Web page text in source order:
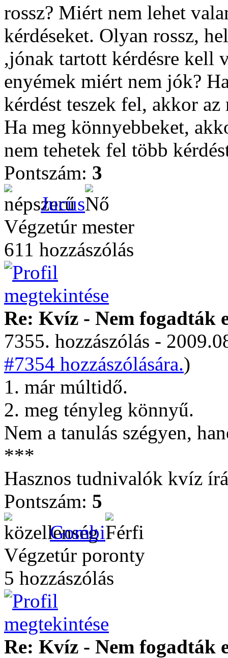
rossz? Miért nem lehet
kérdéseket. Olyan rossz,
,jónak tartott kérdésre kell
enyémek miért nem jók?
kérdést teszek fel, akkor
Ha meg könnyebbeket,
nem tehetek fel több
Pontszám: 3
Jucus
Végzetúr mester
611 hozzászólás
Re: Kvíz - Nem fogadták
7355. hozzászólás -
#7354 hozzászólására.)
1. már múltidő.
2. meg tényleg könnyű.
Nem a tanulás szégyen,
***
Hasznos tudnivalók kvíz
Pontszám: 5
Gombi
Végzetúr poronty
5 hozzászólás
Re: Kvíz - Nem fogadták